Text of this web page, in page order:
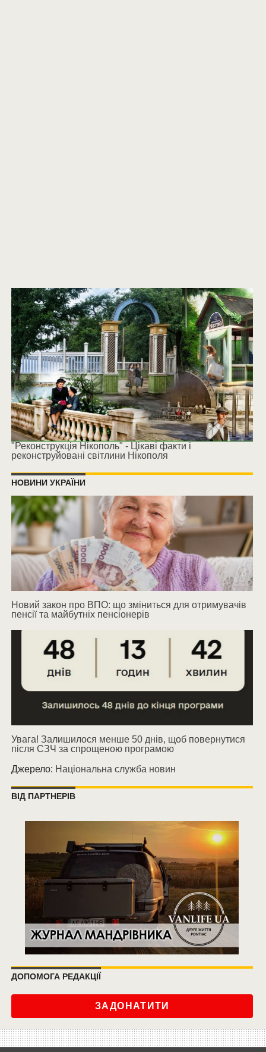
"Реконструкція Нікополь" - Цікаві факти і
реконструйовані світлини Нікополя
НОВИНИ УКРАЇНИ
Новий закон про ВПО: що зміниться для отримувачів
пенсії та майбутніх пенсіонерів
Увага! Залишилося менше 50 днів, щоб повернутися
після СЗЧ за спрощеною програмою
Джерело: Національна служба новин
ВІД ПАРТНЕРІВ
ДОПОМОГА РЕДАКЦІЇ
ЗАДОНАТИТИ